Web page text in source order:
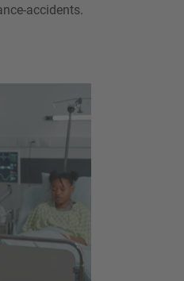
accidents.